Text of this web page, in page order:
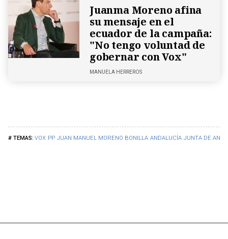
VOX PP JUAN MANUEL MORENO BONILLA ANDALUCÍA JUNTA DE
Juanma Moreno afina
su mensaje en el
ecuador de la campaña:
"No tengo voluntad de
gobernar con Vox"
MANUELA HERREROS